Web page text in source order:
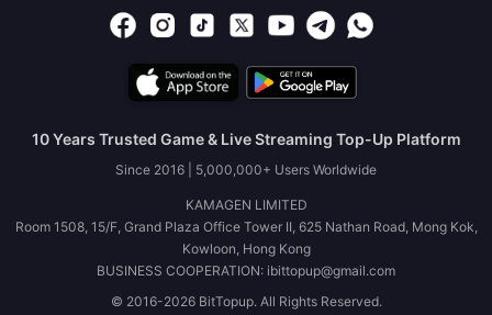
10 Years Trusted Game & Live Streaming Top-Up Platform
Since 2016 | 5,000,000+ Users Worldwide
KAMAGEN LIMITED
Room 1508, 15/F, Grand Plaza Office Tower II, 625 Nathan Road, Mong Kok,
Kowloon, Hong Kong
BUSINESS COOPERATION: ibittopup@gmail.com
© 2016-2026 BitTopup. All Rights Reserved.